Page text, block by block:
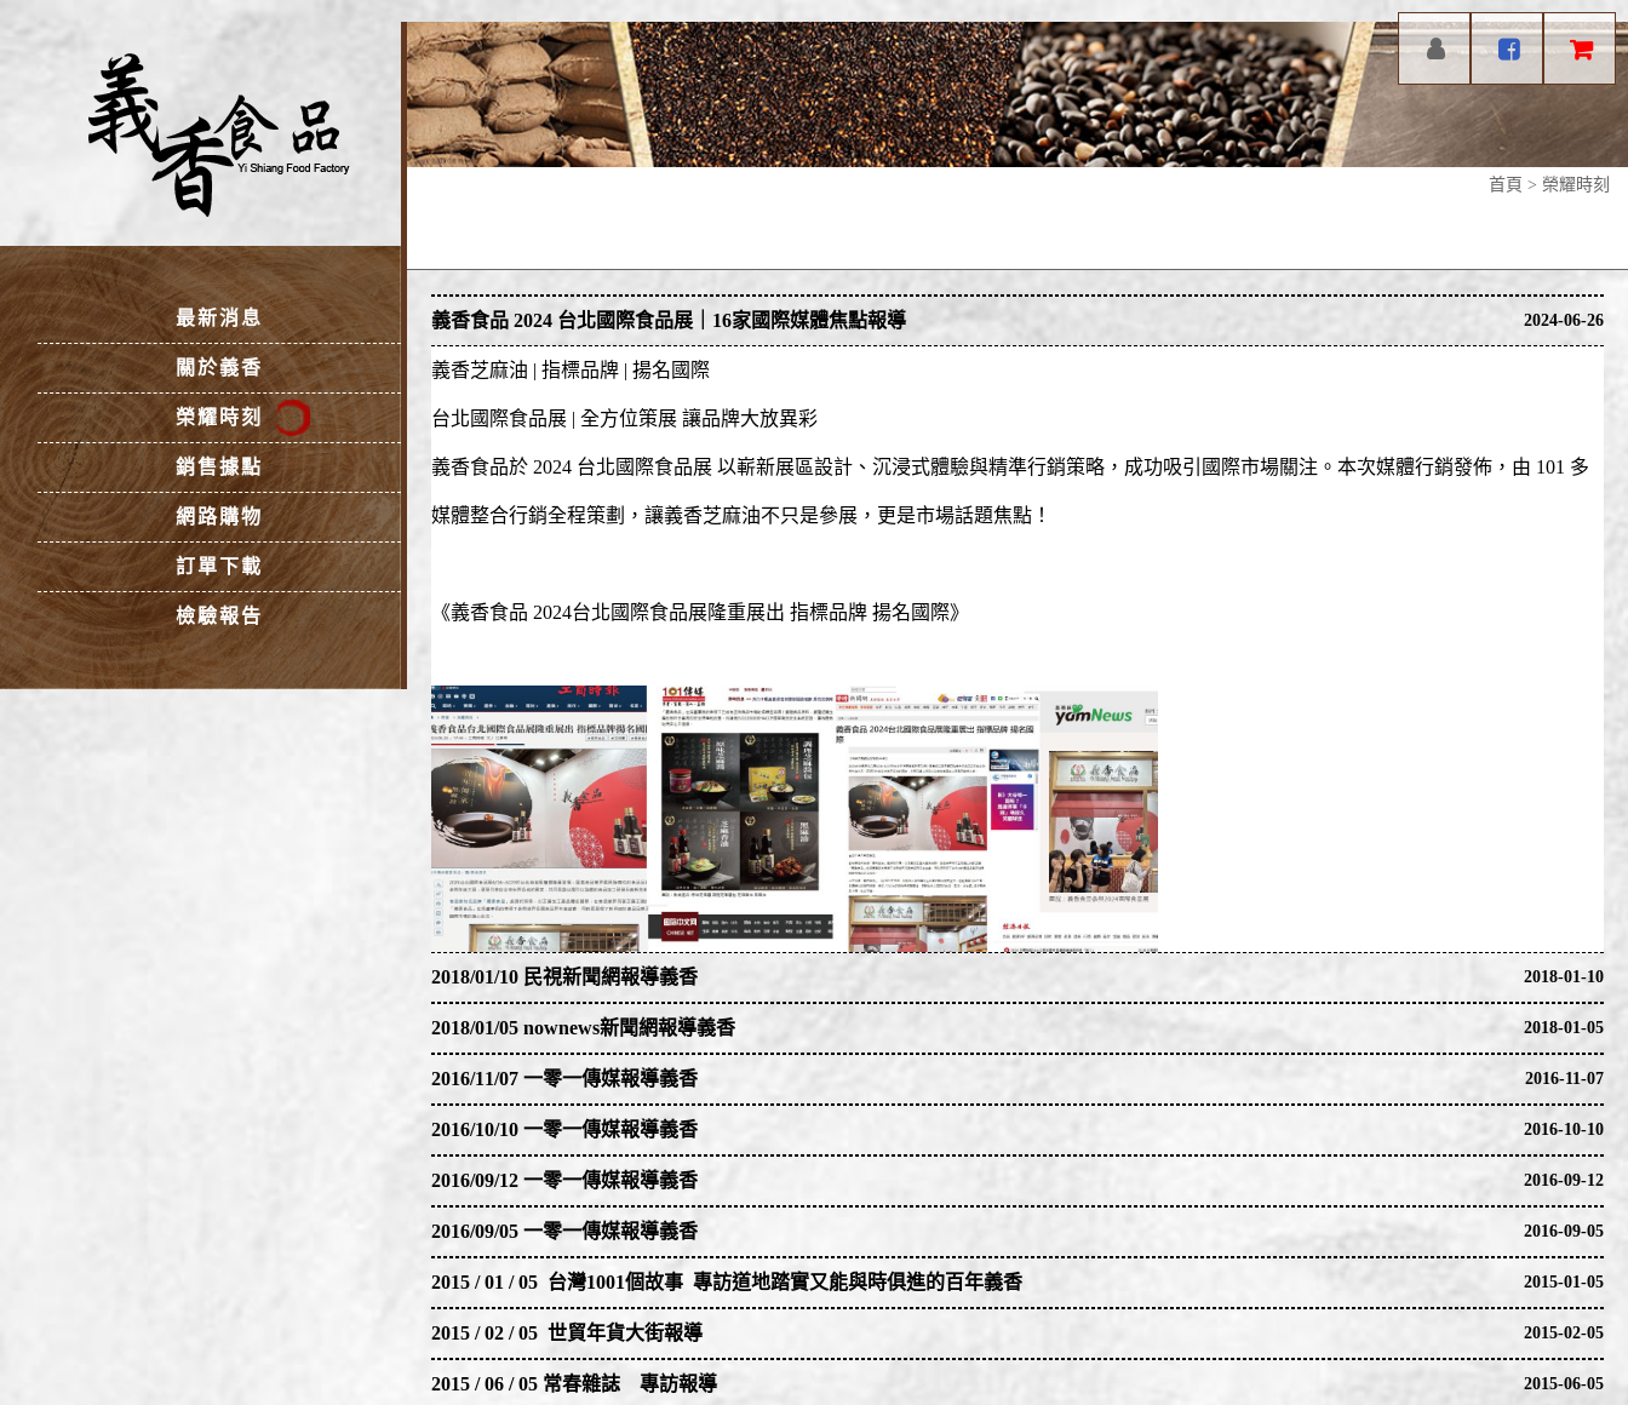
首頁 > 榮耀時刻
義香食品 2024 台北國際食品展｜16家國際媒體焦點報導 2024-06-26
義香芝麻油 | 指標品牌 | 揚名國際
台北國際食品展 | 全方位策展 讓品牌大放異彩
義香食品於 2024 台北國際食品展 以嶄新展區設計、沉浸式體驗與精準行銷策略，成功吸引國際市場關注。本次媒體行銷發佈，由 101 多
媒體整合行銷全程策劃，讓義香芝麻油不只是參展，更是市場話題焦點！
《義香食品 2024台北國際食品展隆重展出 指標品牌 揚名國際》
【展覽設計規劃】
品牌概念展區：透過 視覺空間設計，展現義香食品百年傳承與現代創新，塑造高端品牌形象。
互動體驗區：結合 燈光、香氣引導，打造沉浸式體驗，讓參觀者親身感受芝麻油的獨特風味。
試吃與產品展示：現場烹飪示範，讓芝麻油的多元料理應用完美呈現，吸引食品業界與消費者關注。
2018/01/10 民視新聞網報導義香 2018-01-10
2018/01/10 民視新聞網報導義香
2018/01/05 nownews新聞網報導義香 2018-01-05
2018/01/05 nownews新聞網報導義香
2016/11/07 一零一傳媒報導義香 2016-11-07
2016/11/07 一零一傳媒報導義香
2016/10/10 一零一傳媒報導義香 2016-10-10
2016/10/10 一零一傳媒報導義香
2016/09/12 一零一傳媒報導義香 2016-09-12
2016/09/12 一零一傳媒報導義香
2016/09/05 一零一傳媒報導義香 2016-09-05
2016/09/05 一零一傳媒報導義香
2015 / 01 / 05 台灣1001個故事 專訪道地踏實又能與時俱進的百年義香 2015-01-05
2015 / 01 / 05 台灣1001個故事 專訪道地踏實又能與時俱進的百年義香
2015 / 02 / 05 世貿年貨大街報導 2015-02-05
2015 / 02 / 05 世貿年貨大街報導＞＞
2015 / 06 / 05 常春雜誌 專訪報導 2015-06-05
最新消息
關於義香
榮耀時刻
銷售據點
網路購物
訂單下載
檢驗報告